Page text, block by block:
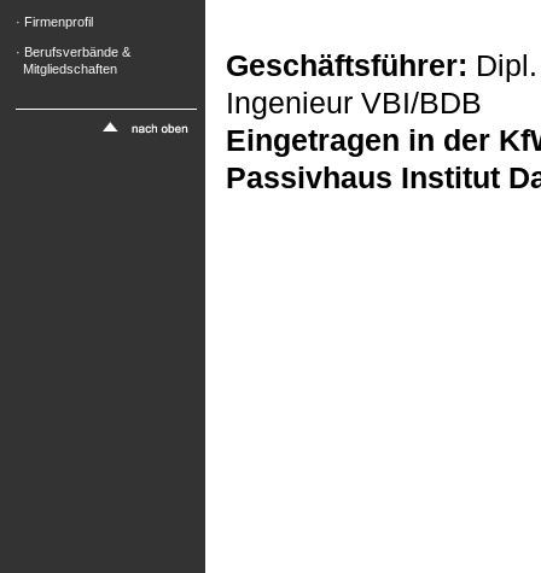
· Firmenprofil
· Berufsverbände &
Mitgliedschaften
Geschäftsführer:
Ingenieur VBI/BDB
Eingetragen in der
Passivhaus Institut